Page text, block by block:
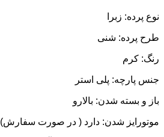
نوع پرده: زبرا
طرح پرده: شنی
رنگ: کرم
جنس پارچه: پلی استر
باز و بسته شدن: بالارو
موتورایز شدن: دارد ( در صورت سفارش)